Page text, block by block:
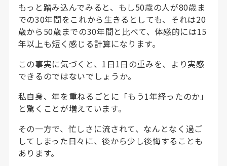
もっと踏み込んでみると、もし50歳の人が80歳ま
での30年間をこれから生きるとしても、それは20
歳から50歳までの30年間と比べて、体感的には15
年以上も短く感じる計算になります。
この事実に気づくと、1日1日の重みを、より実感
できるのではないでしょうか。
私自身、年を重ねるごとに「もう1年経ったのか」
と驚くことが増えています。
その一方で、忙しさに流されて、なんとなく過ご
してしまった日々に、後から少し後悔することも
あります。